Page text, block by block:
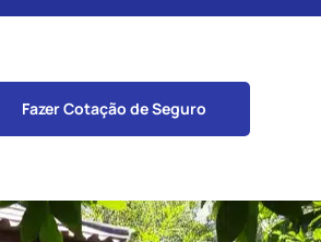
Fazer Cotação de Seguro